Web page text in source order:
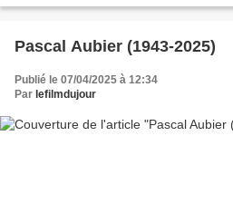
Pascal Aubier (1943-2025)
Publié le 07/04/2025 à 12:34
Par lefilmdujour